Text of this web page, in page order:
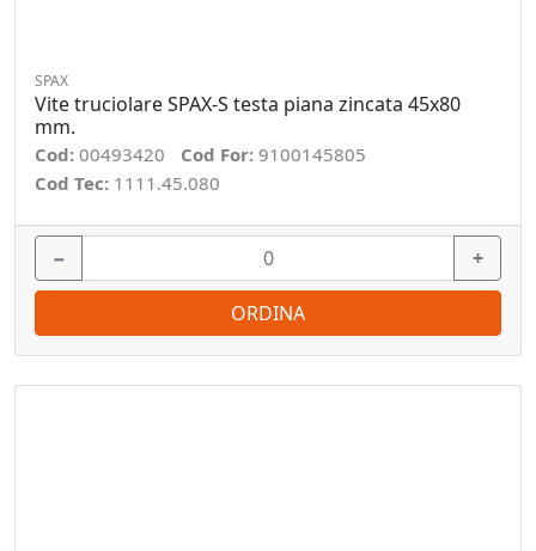
SPAX
Vite truciolare SPAX-S testa piana zincata 45x80
mm.
Cod: 00493420 Cod For: 9100145805
Cod Tec: 1111.45.080
− +
ORDINA